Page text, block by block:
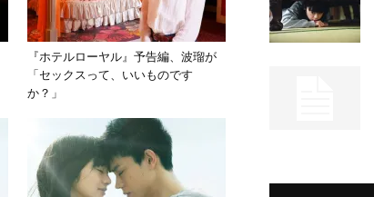
『ホテルローヤル』予告編、波瑠が
「セックスって、いいものです
か？」